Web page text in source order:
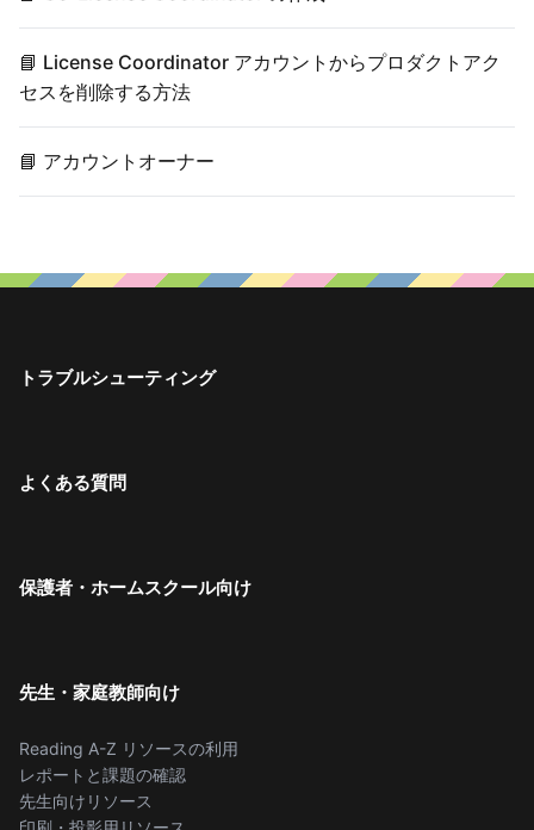
📘 License Coordinator アカウントからプロダクトアク
セスを削除する方法
📘 アカウントオーナー
トラブルシューティング
よくある質問
保護者・ホームスクール向け
先生・家庭教師向け
Reading A-Z リソースの利用
レポートと課題の確認
先生向けリソース